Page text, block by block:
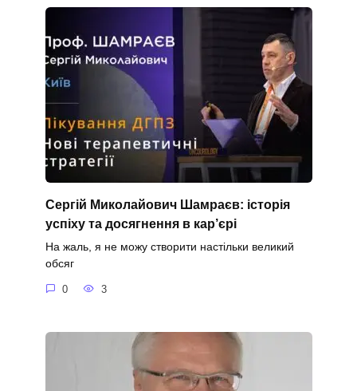
Сергій Миколайович Шамраєв: історія
успіху та досягнення в кар’єрі
На жаль, я не можу створити настільки великий
обсяг
0 3